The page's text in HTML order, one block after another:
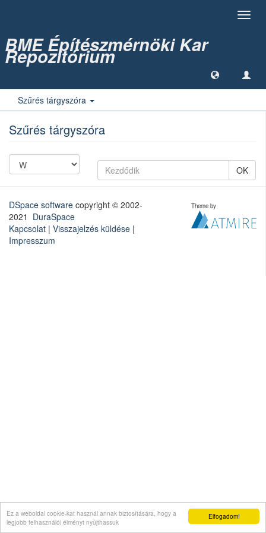
Elfogadom!
Ez a weboldal cookie-kat használ annak biztosítására, hogy a
legjobb felhasználói élményt nyújthassuk
BME Építészmérnöki Kar
Repozitórium
Szűrés tárgyszóra
Szűrés tárgyszóra
OK
DSpace software copyright © 2002-
2021 DuraSpace
Kapcsolat | Visszajelzés küldése |
Impresszum
Theme by